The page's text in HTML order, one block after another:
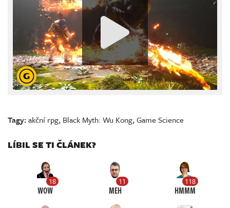
Tagy:akční rpg, Black Myth: Wu Kong,Game Science
LÍBIL SE TI ČLÁNEK?
18
WOW
11
MEH
118
HMMM